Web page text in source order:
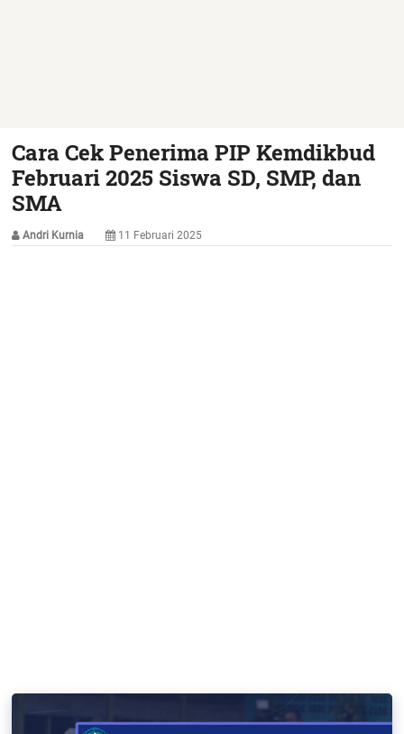
Cara Cek Penerima PIP Kemdikbud
Februari 2025 Siswa SD, SMP, dan
SMA
Andri Kurnia 11 Februari 2025